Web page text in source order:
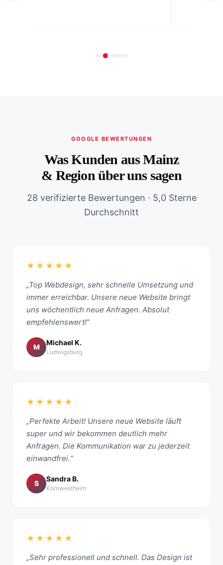
GOOGLE BEWERTUNGEN
Was Kunden aus Mainz
& Region über uns sagen
28 verifizierte Bewertungen · 5,0 Sterne
Durchschnitt
★★★★★
„Top Webdesign, sehr schnelle Umsetzung und
immer erreichbar. Unsere neue Website bringt
uns wöchentlich neue Anfragen. Absolut
empfehlenswert!“
M
Michael K.
Ludwigsburg
★★★★★
„Perfekte Arbeit! Unsere neue Website läuft
super und wir bekommen deutlich mehr
Anfragen. Die Kommunikation war zu jederzeit
einwandfrei.“
S
Sandra B.
Kornwestheim
★★★★★
„Sehr professionell und schnell. Das Design ist